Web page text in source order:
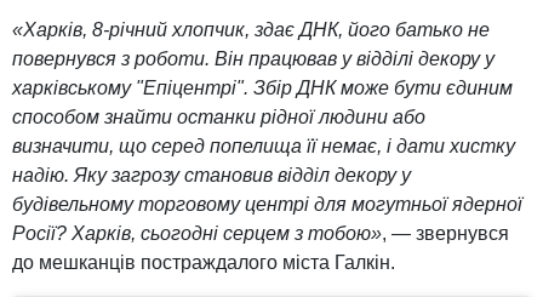
«Харків, 8-річний хлопчик, здає ДНК, його батько не
повернувся з роботи. Він працював у відділі декору у
харківському "Епіцентрі". Збір ДНК може бути єдиним
способом знайти останки рідної людини або
визначити, що серед попелища її немає, і дати хистку
надію. Яку загрозу становив відділ декору у
будівельному торговому центрі для могутньої ядерної
Росії? Харків, сьогодні серцем з тобою», — звернувся
до мешканців постраждалого міста Галкін.